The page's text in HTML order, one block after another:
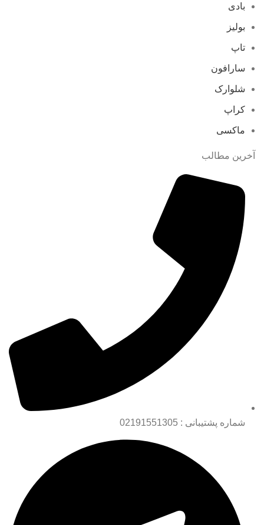
بادی
بولیز
تاپ
سارافون
شلوارک
کراپ
ماکسی
آخرین مطالب
شماره پشتیبانی : 02191551305